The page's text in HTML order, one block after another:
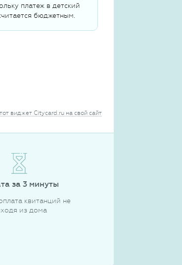
платеж в детский
бюджетным.
виджет Citycard.ru на свой сайт
за 3 минуты
квитанций не
из дома